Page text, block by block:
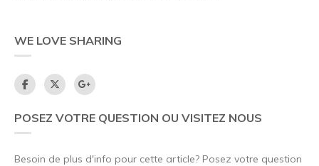
WE LOVE SHARING
POSEZ VOTRE QUESTION OU VISITEZ NOUS
Besoin de plus d'info pour cette article? Posez votre question